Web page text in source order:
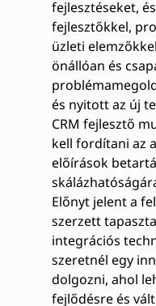
fejlesztéseket,
fejlesztőkkel,
üzleti
önállóan és
és nyitott az új
CRM fejlesztő
kell fordítani az
előírások
Előnyt jelent a
szerzett
integrációs
szeretnél egy
dolgozni, ahol
fejlődésre és